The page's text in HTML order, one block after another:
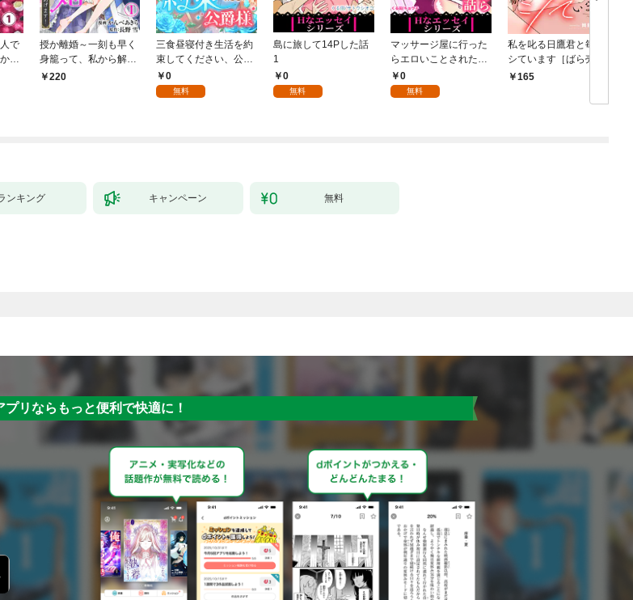
で
花
い
授か離婚～一刻も早く
身籠って、私から解放
してさしあげます！1
220
三食昼寝付き生活を約
束してください、公爵
様 1話
0
無料
島に旅して14Pした話
1
0
無料
マッサージ屋に行った
らエロいことされた話
1 0
無料
私を叱る日鷹君と毎晩
シています［ばら売
り］ 第1話
165
ンキング キャンペーン 無料
プリならもっと便利で快適に！